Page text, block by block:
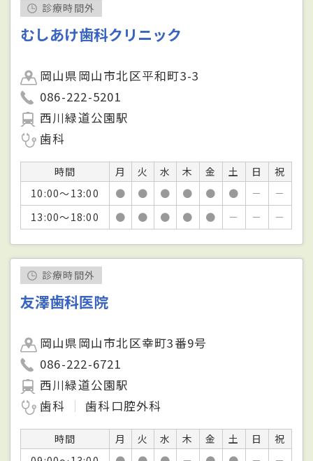
診療時間外
むしあけ歯科クリニック
岡山県岡山市北区平和町3-3
086-222-5201
西川緑道公園駅
歯科
時間 月 火 水 木 金 土 日
祝
10:00～13:00
● ● ● ● ● ● －
－
13:00～18:00
● ● ● ● ● － － －
診療時間外
友澤歯科医院
岡山県岡山市北区幸町3番9号
086-222-6721
西川緑道公園駅
歯科
歯科口腔外科
時間 月 火 水 木 金 土 日
祝